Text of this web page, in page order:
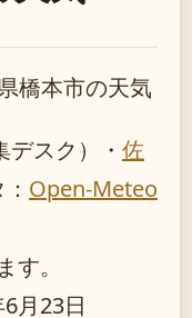
橋本市の天気
デスク） ・ 佐
Open-Meteo
。
月23日